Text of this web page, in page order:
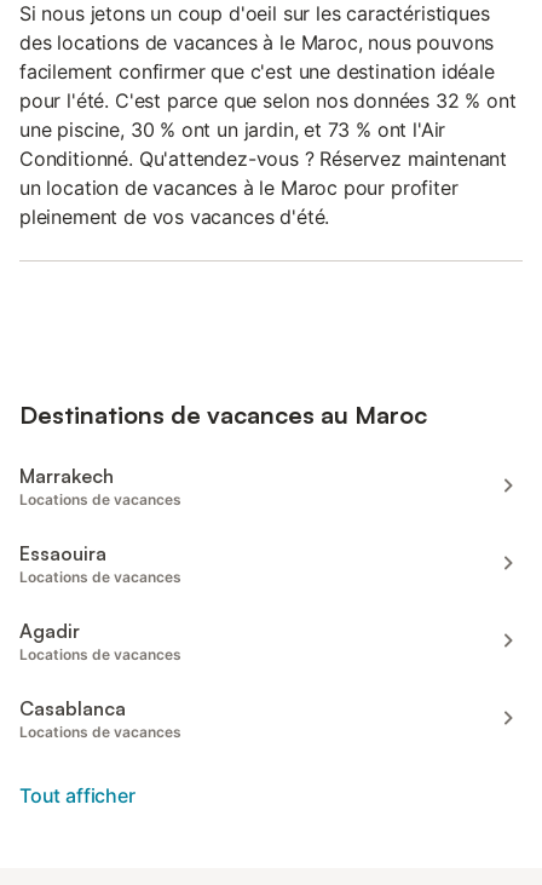
Si nous jetons un coup d'oeil sur les caractéristiques
des locations de vacances à le Maroc, nous pouvons
facilement confirmer que c'est une destination idéale
pour l'été. C'est parce que selon nos données 32 % ont
une piscine, 30 % ont un jardin, et 73 % ont l'Air
Conditionné. Qu'attendez-vous ? Réservez maintenant
un location de vacances à le Maroc pour profiter
pleinement de vos vacances d'été.
Destinations de vacances au Maroc
Marrakech
Locations de vacances
Essaouira
Locations de vacances
Agadir
Locations de vacances
Casablanca
Locations de vacances
Tout afficher